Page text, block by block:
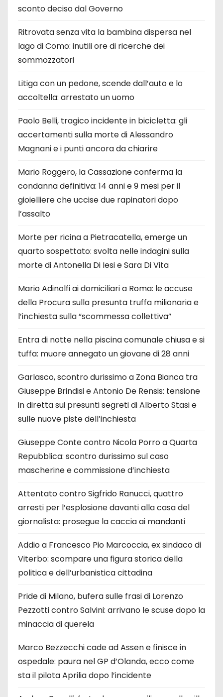
sconto deciso dal Governo
Ritrovata senza vita la bambina dispersa nel
lago di Como: inutili ore di ricerche dei
sommozzatori
Litiga con un pedone, scende dall’auto e lo
accoltella: arrestato un uomo
Paolo Belli, tragico incidente in bicicletta: gli
accertamenti sulla morte di Alessandro
Magnani e i punti ancora da chiarire
Mario Roggero, la Cassazione conferma la
condanna definitiva: 14 anni e 9 mesi per il
gioielliere che uccise due rapinatori dopo
l’assalto
Morte per ricina a Pietracatella, emerge un
quarto sospettato: svolta nelle indagini sulla
morte di Antonella Di Iesi e Sara Di Vita
Mario Adinolfi ai domiciliari a Roma: le accuse
della Procura sulla presunta truffa milionaria e
l’inchiesta sulla “scommessa collettiva”
Entra di notte nella piscina comunale chiusa e si
tuffa: muore annegato un giovane di 28 anni
Garlasco, scontro durissimo a Zona Bianca tra
Giuseppe Brindisi e Antonio De Rensis: tensione
in diretta sui presunti segreti di Alberto Stasi e
sulle nuove piste dell’inchiesta
Giuseppe Conte contro Nicola Porro a Quarta
Repubblica: scontro durissimo sul caso
mascherine e commissione d’inchiesta
Attentato contro Sigfrido Ranucci, quattro
arresti per l’esplosione davanti alla casa del
giornalista: prosegue la caccia ai mandanti
Addio a Francesco Pio Marcoccia, ex sindaco di
Viterbo: scompare una figura storica della
politica e dell’urbanistica cittadina
Pride di Milano, bufera sulle frasi di Lorenzo
Pezzotti contro Salvini: arrivano le scuse dopo la
minaccia di querela
Marco Bezzecchi cade ad Assen e finisce in
ospedale: paura nel GP d’Olanda, ecco come
sta il pilota Aprilia dopo l’incidente